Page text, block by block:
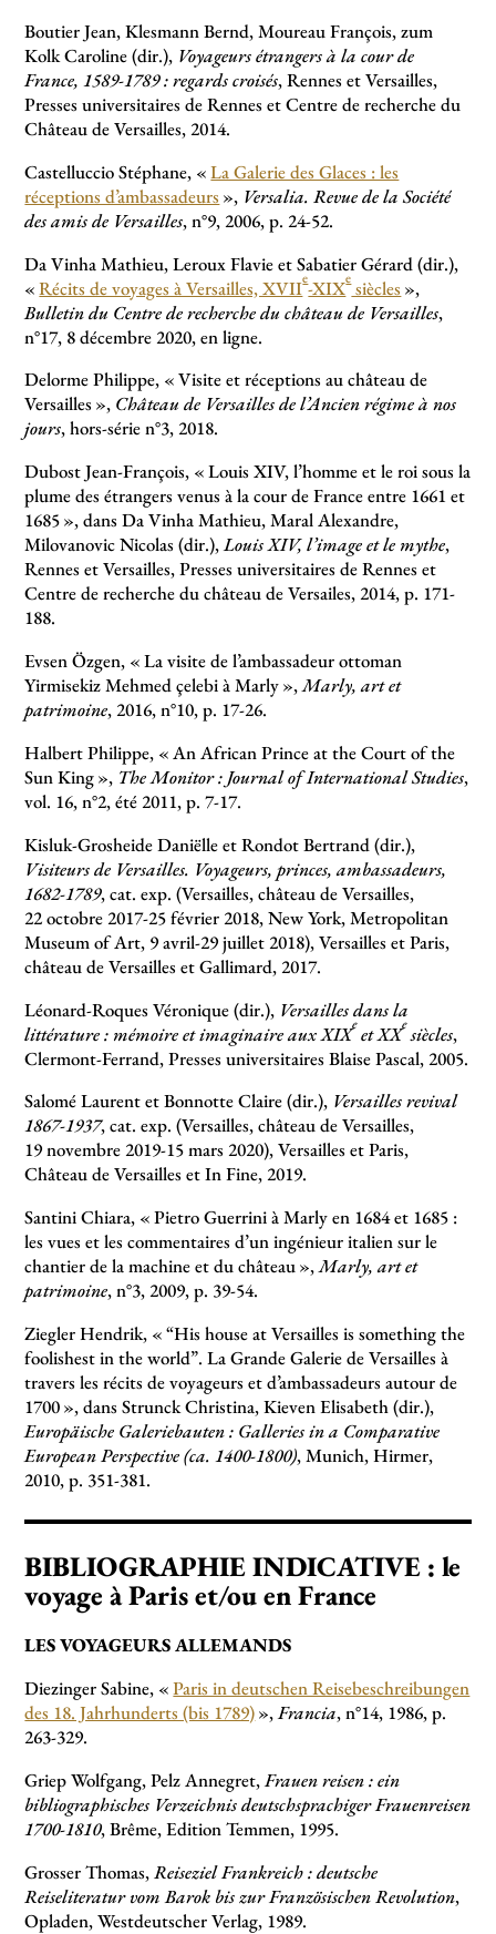
Boutier Jean, Klesmann Bernd, Moureau François, zum
Kolk Caroline (dir.), Voyageurs étrangers à la cour de
France, 1589-1789 : regards croisés, Rennes et Versailles,
Presses universitaires de Rennes et Centre de recherche du
Château de Versailles, 2014.
Castelluccio Stéphane, «La Galerie des Glaces : les
réceptions d’ambassadeurs », Versalia. Revue de la Société
des amis de Versailles, n°9, 2006, p. 24-52.
Da Vinha Mathieu, Leroux Flavie et Sabatier Gérard (dir.),
«Récits de voyages à Versailles, XVIIe-XIXesiècles »,
Bulletin du Centre de recherche du château de Versailles,
n°17, 8 décembre 2020, en ligne.
Delorme Philippe, «Visite et réceptions au château de
Versailles », Château de Versailles de l’Ancien régime à nos
jours, hors-série n°3, 2018.
Dubost Jean-François, «Louis XIV, l’homme et le roi sous la
plume des étrangers venus à la cour de France entre 1661 et
1685», dans Da Vinha Mathieu, Maral Alexandre,
Milovanovic Nicolas (dir.),Louis XIV, l’image et le mythe,
Rennes et Versailles, Presses universitaires de Rennes et
Centre de recherche du château de Versailes, 2014, p. 171-
188.
Evsen Özgen, «La visite de l’ambassadeur ottoman
Yirmisekiz Mehmed çelebi à Marly»,Marly, art et
patrimoine, 2016, n°10, p. 17-26.
Halbert Philippe, «An African Prince at the Court of the
Sun King», The Monitor : Journal of International Studies,
vol. 16, n°2, été 2011, p. 7-17.
Kisluk-Grosheide Daniëlle et Rondot Bertrand (dir.),
Visiteurs de Versailles. Voyageurs, princes, ambassadeurs,
1682-1789, cat. exp. (Versailles, château de Versailles,
22 octobre 2017-25 février 2018, New York, Metropolitan
Museum of Art, 9 avril-29 juillet 2018), Versailles et Paris,
château de Versailles et Gallimard, 2017.
Léonard-Roques Véronique (dir.), Versailles dans la
littérature : mémoire et imaginaire aux XIXe et XXesiècles,
Clermont-Ferrand, Presses universitaires Blaise Pascal, 2005.
Salomé Laurent et Bonnotte Claire (dir.), Versailles revival
1867-1937, cat. exp. (Versailles, château de Versailles,
19 novembre 2019-15 mars 2020), Versailles et Paris,
Château de Versailles et In Fine, 2019.
Santini Chiara, «Pietro Guerrini à Marly en 1684 et 1685 :
les vues et les commentaires d’un ingénieur italien sur le
chantier de la machine et du château»,Marly, art et
patrimoine, n°3, 2009, p. 39-54.
Ziegler Hendrik, «“His house at Versailles is something the
foolishest in the world”. La Grande Galerie de Versailles à
travers les récits de voyageurs et d’ambassadeurs autour de
1700», dans Strunck Christina, Kieven Elisabeth (dir.),
Europäische Galeriebauten : Galleries in a Comparative
European Perspective (ca. 1400-1800), Munich, Hirmer,
2010, p. 351-381.
BIBLIOGRAPHIE INDICATIVE : le
voyage à Paris et/ou en France
LES VOYAGEURS ALLEMANDS
Diezinger Sabine, «Paris in deutschen Reisebeschreibungen
des 18. Jahrhunderts (bis 1789)»,Francia, n°14, 1986, p.
263-329.
Griep Wolfgang, Pelz Annegret,Frauen reisen : ein
bibliographisches Verzeichnis deutschsprachiger Frauenreisen
1700-1810, Brême, Edition Temmen, 1995.
Grosser Thomas,Reiseziel Frankreich : deutsche
Reiseliteratur vom Barok bis zur Französischen Revolution,
Opladen, Westdeutscher Verlag, 1989.